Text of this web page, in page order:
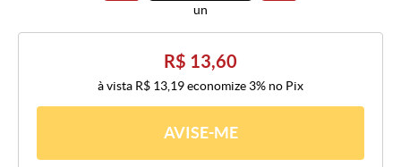
un
R$ 13,60
à vista R$ 13,19economize 3% no Pix
AVISE-ME